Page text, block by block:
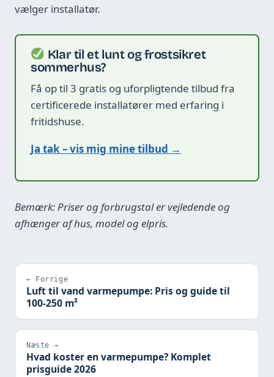
vælger installatør.
Klar til et lunt og frostsikret
sommerhus?
Få op til 3 gratis og uforpligtende tilbud fra
certificerede installatører med erfaring i
fritidshuse.
Ja tak – vis mig mine tilbud →
Bemærk: Priser og forbrugstal er vejledende og
afhænger af hus, model og elpris.
← Forrige
Luft til vand varmepumpe: Pris og guide til
100-250 m²
Næste →
Hvad koster en varmepumpe? Komplet
prisguide 2026